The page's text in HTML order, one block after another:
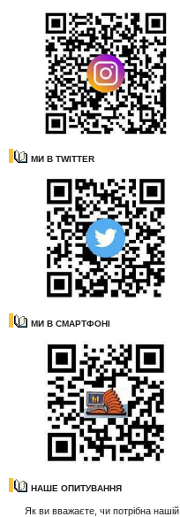
МИ В TWITTER
МИ В СМАРТФОНІ
НАШЕ ОПИТУВАННЯ
Як ви вважаєте, чи потрібна нашій